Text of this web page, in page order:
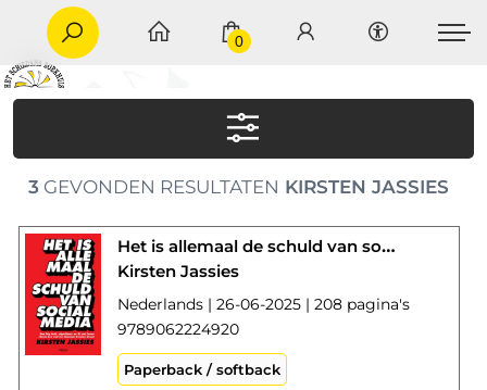
0
3GEVONDEN RESULTATEN KIRSTEN JASSIES
Het is allemaal de schuld van social media
Kirsten Jassies
Nederlands | 26-06-2025 | 208 pagina's
9789062224920
Paperback / softback